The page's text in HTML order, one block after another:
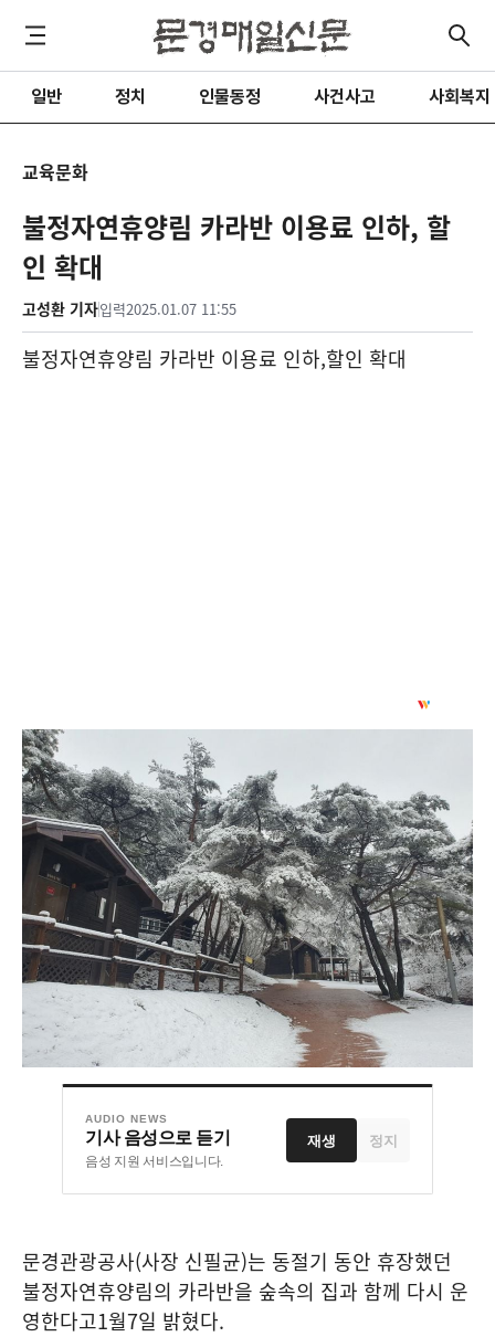
일반 정치 인물동정 사건사고 사회복지
교육문화
불정자연휴양림 카라반 이용료 인하, 할
인 확대
고성환 기자입력2025.01.07 11:55
불정자연휴양림 카라반 이용료 인하,할인 확대
AUDIO NEWS
기사 음성으로 듣기
음성 지원 서비스입니다.
재생 정지
문경관광공사(사장 신필균)는 동절기 동안 휴장했던
불정자연휴양림의 카라반을 숲속의 집과 함께 다시 운
영한다고1월7일 밝혔다.